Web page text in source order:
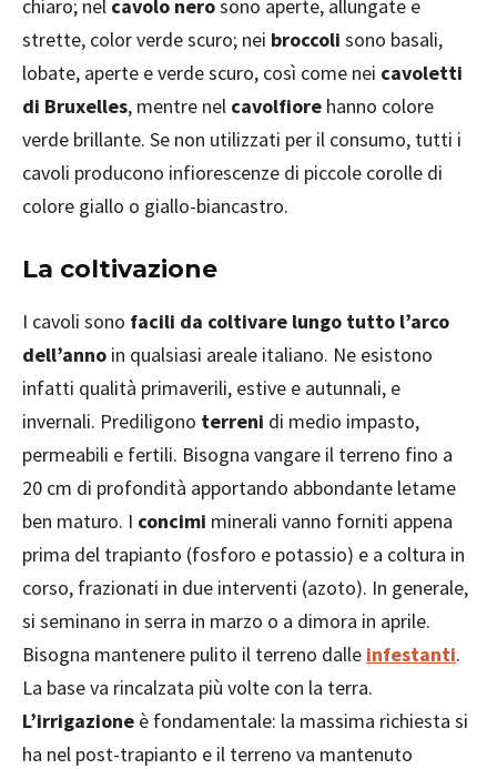
chiaro; nel cavolo nerosono aperte, allungate e
strette, color verde scuro; nei broccoli sono basali,
lobate, aperte e verde scuro, così come nei cavoletti
di Bruxelles, mentre nel cavolfiore hanno colore
verde brillante. Se non utilizzati per il consumo, tutti i
cavoli producono infiorescenze di piccole corolle di
colore giallo o giallo-biancastro.
La coltivazione
I cavoli sono facili da coltivare lungo tutto l’arco
dell’anno in qualsiasi areale italiano. Ne esistono
infatti qualità primaverili, estive e autunnali, e
invernali. Prediligono terreni di medio impasto,
permeabili e fertili. Bisogna vangare il terreno fino a
20 cm di profondità apportando abbondante letame
ben maturo. I concimi minerali vanno forniti appena
prima del trapianto (fosforo e potassio) e a coltura in
corso, frazionati in due interventi (azoto). In generale,
si seminano in serra in marzo o a dimora in aprile.
Bisogna mantenere pulito il terreno dalle infestanti.
La base va rincalzata più volte con la terra.
L’irrigazione è fondamentale: la massima richiesta si
ha nel post-trapianto e il terreno va mantenuto